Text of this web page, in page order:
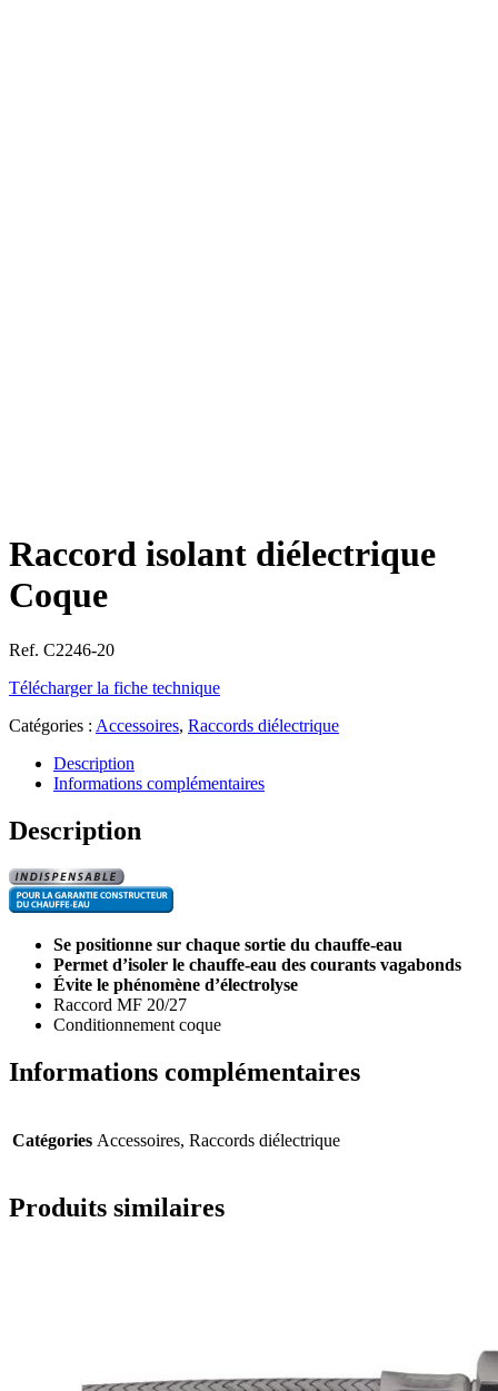
Raccord isolant diélectrique
Coque
Ref. C2246-20
Télécharger la fiche technique
Catégories : Accessoires, Raccords diélectrique
Description
Informations complémentaires
Description
Se positionne sur chaque sortie du chauffe-eau
Permet d’isoler le chauffe-eau des courants vagabonds
Évite le phénomène d’électrolyse
Raccord MF 20/27
Conditionnement coque
Informations complémentaires
Catégories Accessoires, Raccords diélectrique
Produits similaires